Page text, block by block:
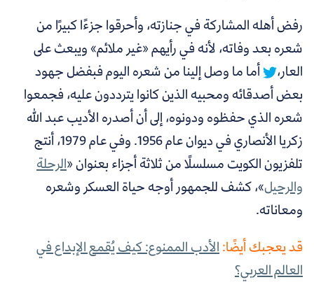
رفض أهله المشاركة في جنازته، وأحرقوا جزءًا كبيرًا من
شعره بعد وفاته، لأنه في رأيهم «غير ملائم» ويبعث على
العار،
أما ما وصل إلينا من شعره اليوم فبفضل جهود
بعض أصدقائه ومحبيه الذين كانوا يترددون عليه، فجمعوا
شعره الذي حفظوه ودونوه، إلى أن أصدره الأديب عبد الله
زكريا الأنصاري في ديوان عام 1956. وفي عام 1979، أنتج
تلفزيون الكويت مسلسلًا من ثلاثة أجزاء بعنوان «الرحلة
والرحيل»، كشف للجمهور أوجه حياة العسكر وشعره
ومعاناته.
قد يعجبك أيضًا:الأدب الممنوع: كيف يُقمع الإبداع في
العالم العربي؟